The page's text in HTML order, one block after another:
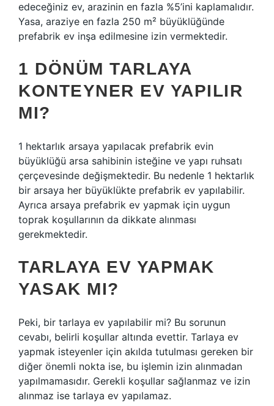
edeceğiniz ev, arazinin en fazla %5’ini kaplamalıdır.
Yasa, araziye en fazla 250 m² büyüklüğünde
prefabrik ev inşa edilmesine izin vermektedir.
1 DÖNÜM TARLAYA
KONTEYNER EV YAPILIR
MI?
1 hektarlık arsaya yapılacak prefabrik evin
büyüklüğü arsa sahibinin isteğine ve yapı ruhsatı
çerçevesinde değişmektedir. Bu nedenle 1 hektarlık
bir arsaya her büyüklükte prefabrik ev yapılabilir.
Ayrıca arsaya prefabrik ev yapmak için uygun
toprak koşullarının da dikkate alınması
gerekmektedir.
TARLAYA EV YAPMAK
YASAK MI?
Peki, bir tarlaya ev yapılabilir mi? Bu sorunun
cevabı, belirli koşullar altında evettir. Tarlaya ev
yapmak isteyenler için akılda tutulması gereken bir
diğer önemli nokta ise, bu işlemin izin alınmadan
yapılmamasıdır. Gerekli koşullar sağlanmaz ve izin
alınmaz ise tarlaya ev yapılamaz.